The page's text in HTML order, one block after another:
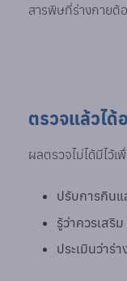
สารพิษที่ร่างกายต้
ตรวจแล้วได้
ผลตรวจไม่ได้มีไว้
ปรับการกินแ
รู้ว่าควรเสริ
ประเมินว่าร่